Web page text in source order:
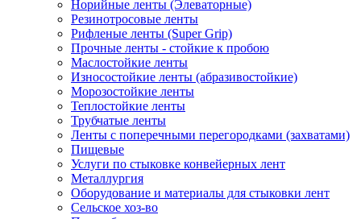
Норийные ленты (Элеваторные)
Резинотросовые ленты
Рифленые ленты (Super Grip)
Прочные ленты - стойкие к пробою
Маслостойкие ленты
Износостойкие ленты (абразивостойкие)
Морозостойкие ленты
Теплостойкие ленты
Трубчатые ленты
Ленты с поперечными перегородками (захватами)
Пищевые
Услуги по стыковке конвейерных лент
Металлургия
Оборудование и материалы для стыковки лент
Сельское хоз-во